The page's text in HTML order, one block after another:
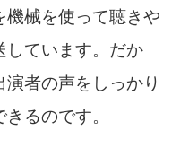
機械を使って聴きや
しています。だか
者の声をしっかり
るのです。